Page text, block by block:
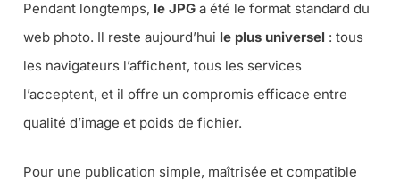
Pendant longtemps, le JPG a été le format standard du
web photo. Il reste aujourd’hui le plus universel : tous
les navigateurs l’affichent, tous les services
l’acceptent, et il offre un compromis efficace entre
qualité d’image et poids de fichier.
Pour une publication simple, maîtrisée et compatible